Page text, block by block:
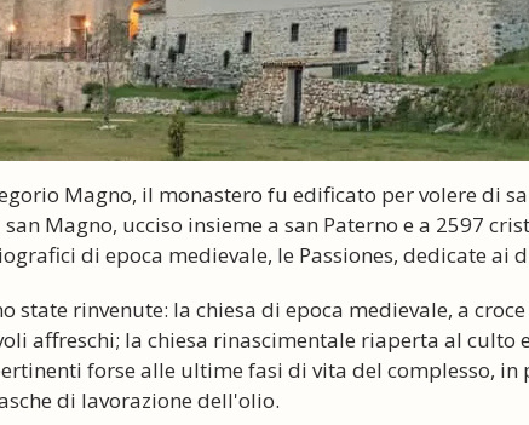
Magno, il monastero fu edificato per volere di
Magno, ucciso insieme a san Paterno e a 2597
di epoca medievale, le Passiones, dedicate ai
state rinvenute: la chiesa di epoca medievale, a
affreschi; la chiesa rinascimentale riaperta al culto
forse alle ultime fasi di vita del complesso, in
di lavorazione dell'olio.